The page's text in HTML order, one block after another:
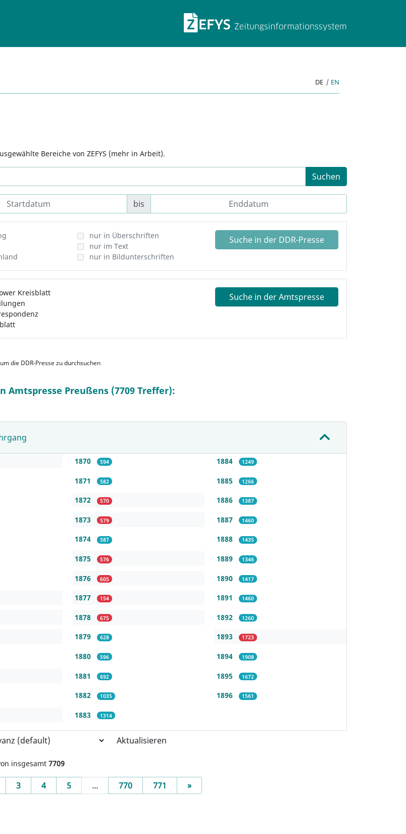
ZEFYS
DE | EN
Bereiche von ZEFYS (mehr in Arbeit).
Suchen
bis
nur in Überschriften
nur im Text
nur in Bildunterschriften
Suche in der DDR-Presse
Kreisblatt
Suche in der Amtspresse
die DDR-Presse zu durchsuchen
Amtspresse Preußens (7709 Treffer):
1870 594
1871 582
1872 570
1873 579
1874 587
1875 576
1876 605
1877 154
1878 675
1879 628
1880 596
1881 692
1882 1035
1883 1314
1884 1249
1885 1266
1886 1387
1887 1460
1888 1435
1889 1346
1890 1417
1891 1460
1892 1260
1893 1723
1894 1908
1895 1672
1896 1561
Aktualisieren
insgesamt 7709
3 4 5 ... 770 771 »Next